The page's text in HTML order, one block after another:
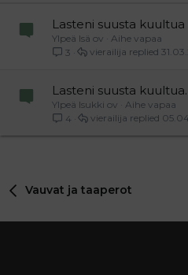
Lasteni suusta
Ylpeä Isä ov
Aihe vapaa
3
vierailija
Lasteni suusta kuultua.
Ylpeä Isukki ov
Aihe vapaa
4
vierailija
Vauvat ja taaperot